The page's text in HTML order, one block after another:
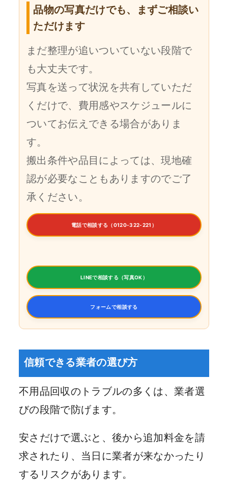
品物の写真だけでも、まずご相談い
ただけます
まだ整理が追いついていない段階で
も大丈夫です。
写真を送って状況を共有していただ
くだけで、費用感やスケジュールに
ついてお伝えできる場合がありま
す。
搬出条件や品目によっては、現地確
認が必要なこともありますのでご了
承ください。
電話で相談する（0120-322-221）
LINEで相談する（写真OK）
フォームで相談する
信頼できる業者の選び方
不用品回収のトラブルの多くは、業者選
びの段階で防げます。
安さだけで選ぶと、後から追加料金を請
求されたり、当日に業者が来なかったり
するリスクがあります。